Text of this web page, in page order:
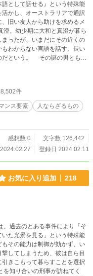
として話せる』という特殊能
かし、オーストラリアで通訳
旧い友人から助けを求めるメ
。幼少期に大和と真澄が暮ら
ったが、いまだにその近くの
わからない言語を話す、長い
だという。 その謎の男とも、
確信を持った大和は、真澄の
件
ンス要素
人ならざるもの
感想数 0
文字数 126,442
登録日 2024.02.11
お気に入り追加 218
た光景を見る」という特殊能
その能力は制御が効かず、い
してしまうため、彼は自ら目
きこもって暮らすことを選択
を知り合いの刑事が訪ねてく